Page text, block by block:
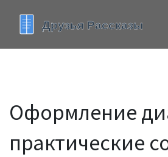
Оформление
практические